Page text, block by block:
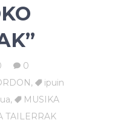
0
,
ipuin
,
MUSIKA
TAILERRAK